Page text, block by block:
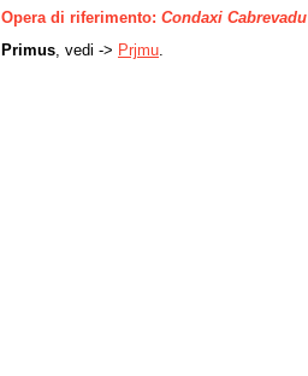
Opera di riferimento: Condaxi Cabrevadu
Primus , vedi -> Prjmu